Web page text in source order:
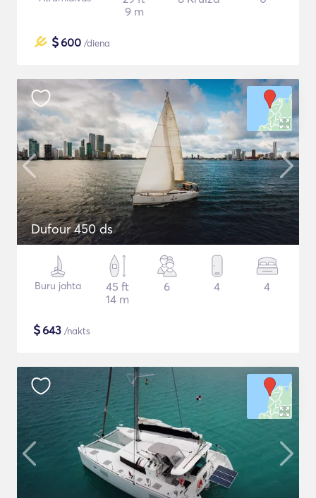
9 m
$600 /diena
Dufour 450 ds
Buru jahta
45 ft
14 m
6 4 4
$643 /nakts